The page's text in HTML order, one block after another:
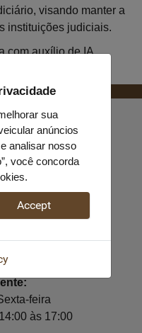
visando manter a
instituições judiciais.
com auxílio de IA.
10
Pará
3290
feira
às 17:00
sua
anúncios
analisar nosso
você concorda
Accept